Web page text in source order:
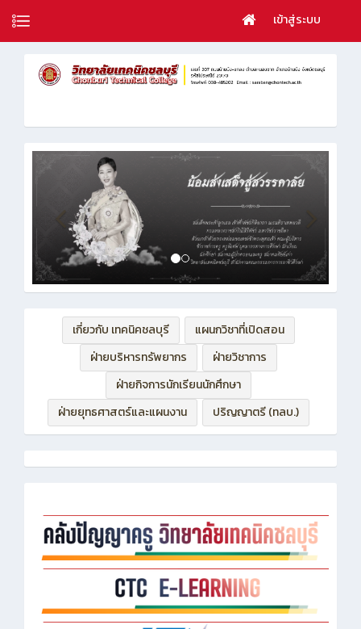
เข้าสู่ระบบ
เกี่ยวกับ เทคนิคชลบุรี
แผนกวิชาที่เปิดสอน
ฝ่ายบริหารทรัพยากร
ฝ่ายวิชาการ
ฝ่ายกิจการนักเรียนนักศึกษา
ฝ่ายยุทธศาสตร์และแผนงาน
ปริญญาตรี (ทลบ.)